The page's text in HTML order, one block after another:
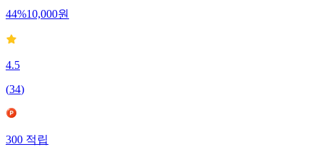
44%10,000원
4.5
(34)
300 적립